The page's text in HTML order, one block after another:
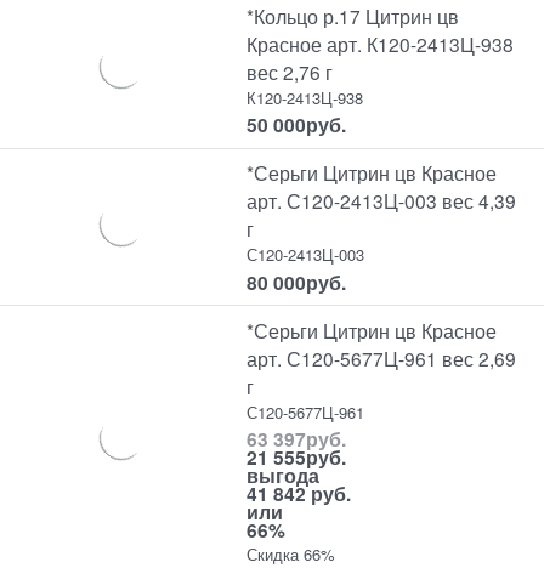
*Кольцо р.17 Цитрин цв
Красное арт. К120-2413Ц-938
вес 2,76 г
К120-2413Ц-938
50 000руб.
*Серьги Цитрин цв Красное
арт. С120-2413Ц-003 вес 4,39
г
С120-2413Ц-003
80 000руб.
*Серьги Цитрин цв Красное
арт. С120-5677Ц-961 вес 2,69
г
С120-5677Ц-961
63 397руб.
21 555руб.
выгода
41 842 руб.
или
66%
Скидка 66%